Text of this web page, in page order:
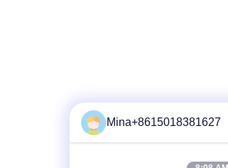
Mina+8615018381627